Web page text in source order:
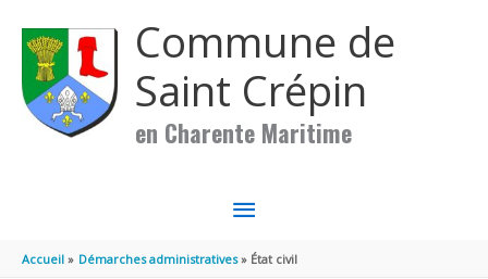
Commune de
Saint Crépin
en Charente Maritime
MENU
PRINCIPAL
Accueil Démarches administratives État civil